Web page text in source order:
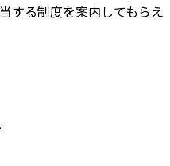
する制度を案内してもらえ